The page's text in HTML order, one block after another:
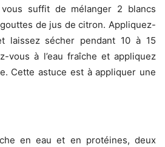
suffit de mélanger 2 blancs
de jus de citron. Appliquez-
laissez sécher pendant 10 à 15
vous à l’eau fraîche et appliquez
Cette astuce est à appliquer une
en eau et en protéines, deux